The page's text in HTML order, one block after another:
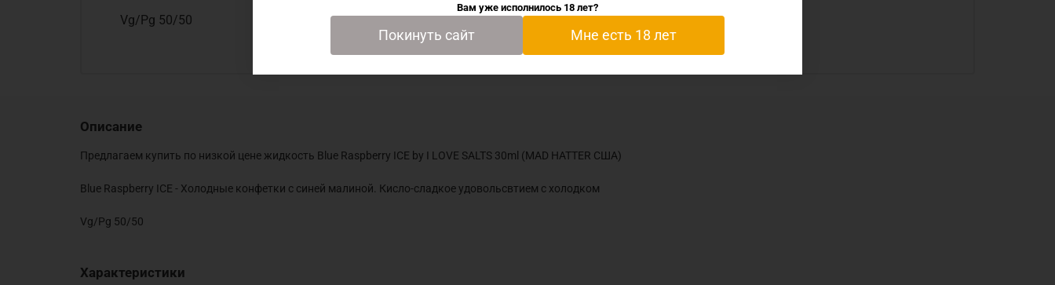
Vg/Pg 50/50
Описание
Предлагаем купить по низкой цене жидкость Blue Raspberry ICE by I LOVE SALTS 30ml (MAD HATTER США)
Blue Raspberry ICE - Холодные конфетки с синей малиной. Кисло-сладкое удовольсвтием с холодком
Vg/Pg 50/50
Характеристики
Вам уже исполнилось 18 лет?
Покинуть сайт Мне есть 18 лет